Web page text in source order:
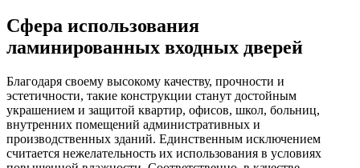
Сфера использования
ламинированных входных дверей
Благодаря своему высокому качеству, прочности и
эстетичности, такие конструкции станут достойным
украшением и защитой квартир, офисов, школ, больниц,
внутренних помещений административных и
производственных зданий. Единственным исключением
считается нежелательность их использования в условиях